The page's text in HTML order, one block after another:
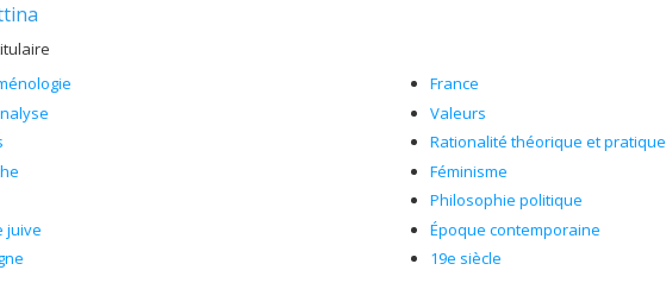
juive
France
Valeurs
Rationalité théorique et pratique
Féminisme
Philosophie politique
Époque contemporaine
19e siècle